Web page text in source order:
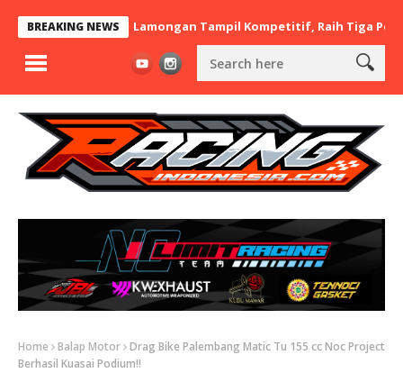
BREAKING NEWS
BaraBere Asal Lamongan Tampil Kompetitif, Raih Tiga Podium di
Home Balap Motor Drag Bike Palembang Matic Tu 155 cc Noc Project
Berhasil Kuasai Podium!!